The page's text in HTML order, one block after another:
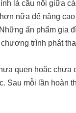
là cầu nối giữa
nữa để nâng
ấn phẩm gia
trình phát
quen hoặc chưa
Sau mỗi lần